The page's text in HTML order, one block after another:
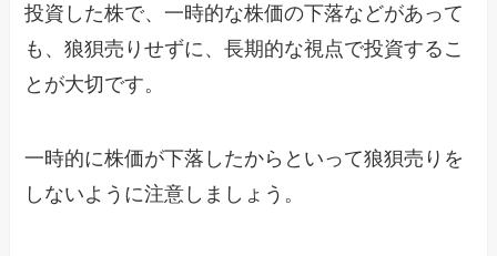
投資した株で、一時的な株価の下落などがあって
も、狼狽売りせずに、長期的な視点で投資するこ
とが大切です。
一時的に株価が下落したからといって狼狽売りを
しないように注意しましょう。